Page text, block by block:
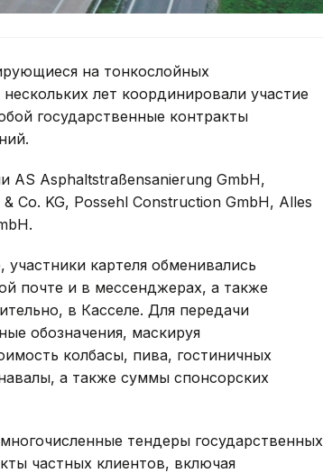
на тонкослойных
лет координировали участие
государственные контракты
AS Asphaltstraßensanierung GmbH,
Co. KG, Possehl Construction GmbH, Alles
картеля обменивались
почте и в мессенджерах, а также
в Касселе. Для передачи
обозначения, маскируя
колбасы, пива, гостиничных
а также суммы спонсорских
тендеры государственных
частных клиентов, включая